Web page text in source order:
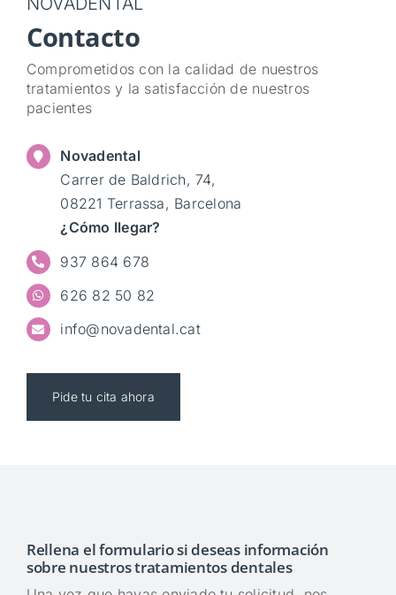
Contacto
Comprometidos con la calidad de nuestros
tratamientos y la satisfacción de nuestros
pacientes
Novadental
Carrer de Baldrich, 74,
08221 Terrassa, Barcelona
¿Cómo llegar?
937 864 678
626 82 50 82
info@novadental.cat
Pide tu cita ahora
Rellena el formulario si deseas información
sobre nuestros tratamientos dentales